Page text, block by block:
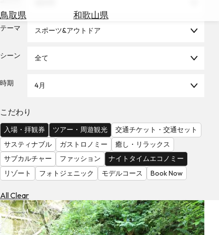
鳥取県
和歌山県
を
る
テーマ スポーツ&アウトドア
シーン 全て
時期 4月
こだわり
入場・拝観券 ツアー・周遊観光
交通チケット・交通セット
サスティナブル
ガストロノミー
癒し・リラックス
サブカルチャー
ファッション
ナイトタイムエコノミー
リゾート
フォトジェニック モデルコース Book Now
All Clear